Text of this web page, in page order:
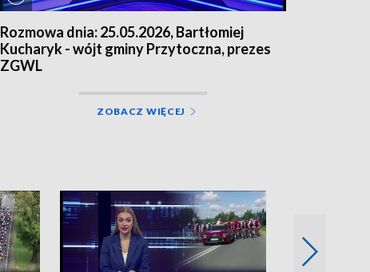
Rozmowa dnia: 25.05.2026, Bartłomiej
Kucharyk - wójt gminy Przytoczna, prezes
ZGWL
ZOBACZ WIĘCEJ